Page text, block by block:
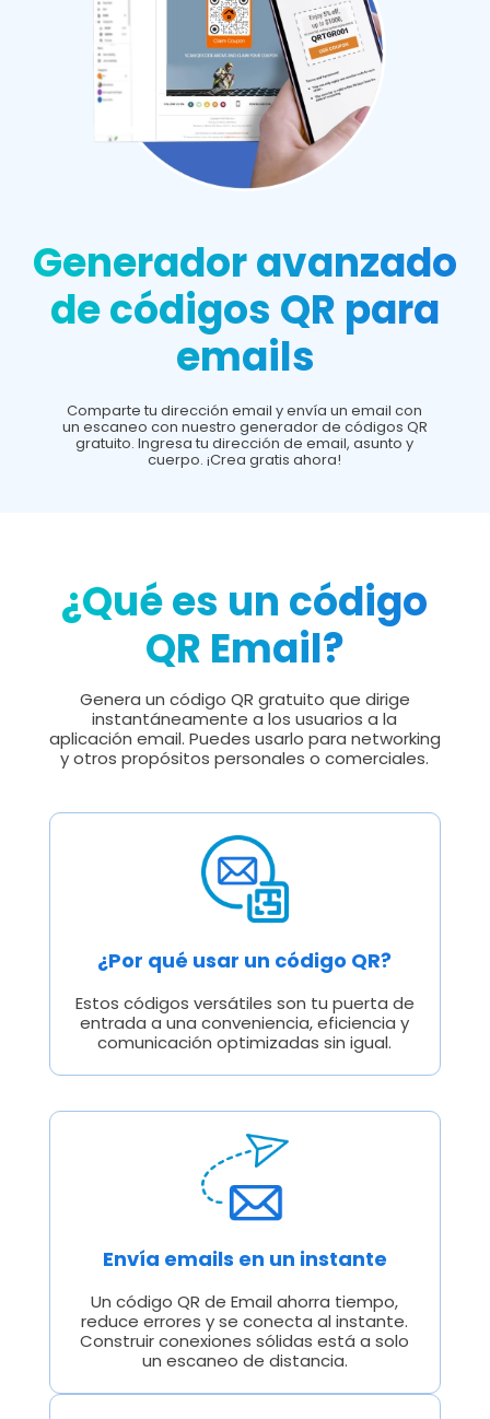
Generador avanzado
de códigos QR para
emails
Comparte tu dirección email y envía un email con
un escaneo con nuestro generador de códigos QR
gratuito. Ingresa tu dirección de email, asunto y
cuerpo. ¡Crea gratis ahora!
¿Qué es un código
QR Email?
Genera un código QR gratuito que dirige
instantáneamente a los usuarios a la
aplicación email. Puedes usarlo para networking
y otros propósitos personales o comerciales.
¿Por qué usar un código QR?
Estos códigos versátiles son tu puerta de
entrada a una conveniencia, eficiencia y
comunicación optimizadas sin igual.
Envía emails en un instante
Un código QR de Email ahorra tiempo,
reduce errores y se conecta al instante.
Construir conexiones sólidas está a solo
un escaneo de distancia.